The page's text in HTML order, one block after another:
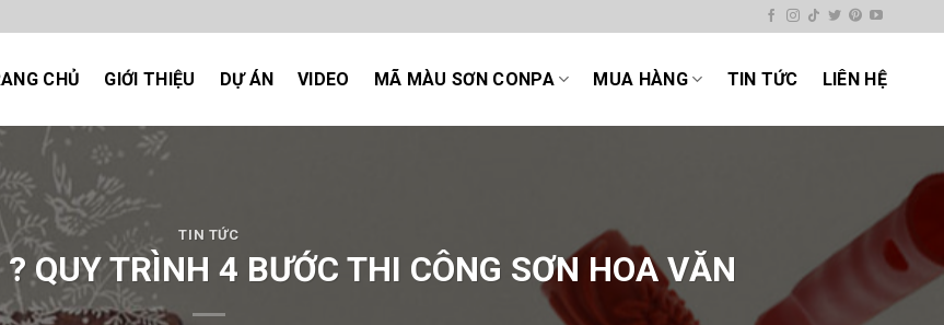
CHỦ GIỚI THIỆU DỰ ÁN VIDEO MÃ MÀU SƠN CONPA MUA HÀNG TIN TỨC LIÊN HỆ
TIN TỨC
QUY TRÌNH 4 BƯỚC THI CÔNG SƠN HOA VĂN